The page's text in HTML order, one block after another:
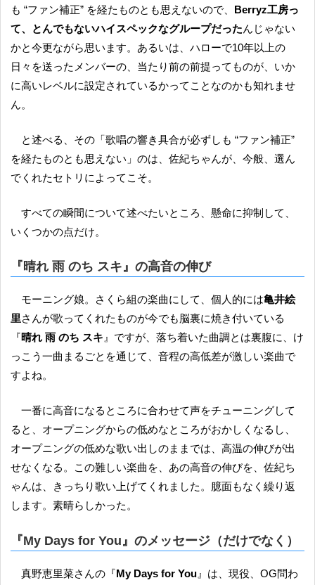
も “ファン補正” を経たものとも思えないので、 Berryz工房っ
て、とんでもないハイスペックなグループだったんじゃない
かと今更ながら思います。あるいは、ハローで10年以上の
日々を送ったメンバーの、当たり前の前提ってものが、いか
に高いレベルに設定されているかってことなのかも知れませ
ん。
と述べる、その「歌唱の響き具合が必ずしも “ファン補正”
を経たものとも思えない」のは、佐紀ちゃんが、今般、選ん
でくれたセトリによってこそ。
すべての瞬間について述べたいところ、懸命に抑制して、
いくつかの点だけ。
『晴れ 雨 のち スキ』の高音の伸び
モーニング娘。さくら組の楽曲にして、個人的には亀井絵
里さんが歌ってくれたものが今でも脳裏に焼き付いている
『晴れ 雨 のち スキ 』ですが、落ち着いた曲調とは裏腹に、け
っこう一曲まるごとを通じて、音程の高低差が激しい楽曲で
すよね。
一番に高音になるところに合わせて声をチューニングして
ると、オープニングからの低めなところがおかしくなるし、
オープニングの低めな歌い出しのままでは、高温の伸びが出
せなくなる。この難しい楽曲を、あの高音の伸びを、佐紀ち
ゃんは、きっちり歌い上げてくれました。臆面もなく繰り返
します。素晴らしかった。
『My Days for You 』のメッセージ（だけでなく）
真野恵里菜さんの『My Days for You 』は、現役、OG問わ